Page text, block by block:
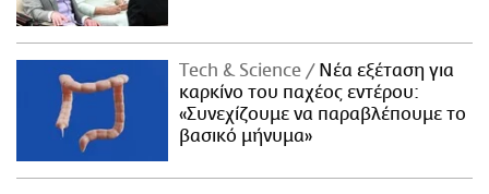
Τech & Science
Νέα εξέταση για
καρκίνο του παχέος εντέρου:
«Συνεχίζουμε να παραβλέπουμε το
βασικό μήνυμα»